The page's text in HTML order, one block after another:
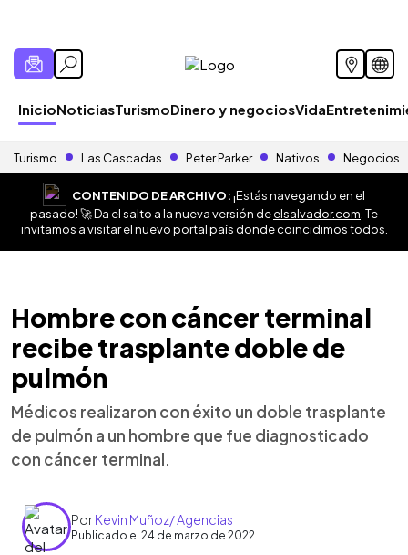
InicioNoticiasTurismoDinero y negociosVida
Turismo Las Cascadas Peter Parker Nativos Negocios
CONTENIDO DE ARCHIVO:¡Estás navegando en el
pasado! 🚀 Da el salto a la nueva versión deelsalvador.com . Te
invitamos a visitar el nuevo portal país donde coincidimos todos.
Hombre con cáncer terminal
recibe trasplante doble de
pulmón
Médicos realizaron con éxito un doble trasplante
de pulmón a un hombre que fue diagnosticado
con cáncer terminal.
PorKevin Muñoz/ Agencias
Publicado el 24 de marzo de 2022